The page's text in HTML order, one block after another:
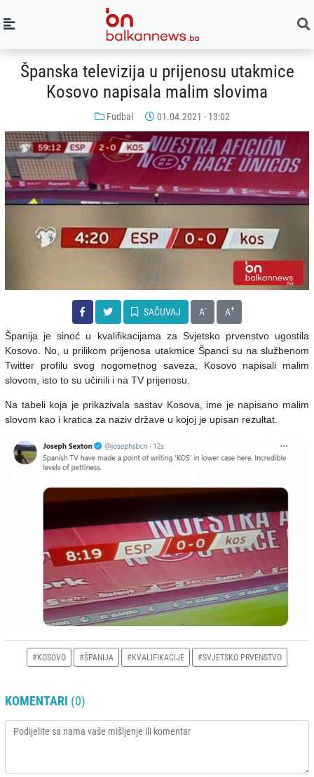
Španska televizija u prijenosu utakmice
Kosovo napisala malim slovima
Fudbal 01.04.2021 - 13:02
SAČUVAJ A- A+
Španija je sinoć u kvalifikacijama za Svjetsko prvenstvo ugostila
Kosovo. No, u prilikom prijenosa utakmice Španci su na službenom
Twitter profilu svog nogometnog saveza, Kosovo napisali malim
slovom, isto to su učinili i na TV prijenosu.
Na tabeli koja je prikazivala sastav Kosova, ime je napisano malim
slovom kao i kratica za naziv države u kojoj je upisan rezultat.
#KOSOVO #ŠPANIJA #KVALIFIKACIJE #SVJETSKO PRVENSTVO
KOMENTARI (0)